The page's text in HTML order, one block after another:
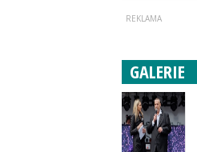
GALERIE